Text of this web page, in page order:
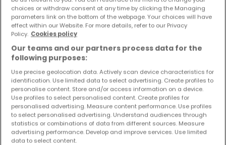
choices or withdraw consent at any time by clicking the Managing
parameters link on the bottom of the webpage. Your choices will have
effect within our Website. For more details, refer to our Privacy
Policy. Cookies policy
Our teams and our partners process data for the
following purposes:
Use precise geolocation data. Actively scan device characteristics for
identification. Use limited data to select advertising. Create profiles to
personalise content. Store and/or access information on a device.
Use profiles to select personalised content. Create profiles for
personalised advertising. Measure content performance. Use profiles
to select personalised advertising. Understand audiences through
statistics or combinations of data from different sources. Measure
advertising performance. Develop and improve services. Use limited
data to select content.